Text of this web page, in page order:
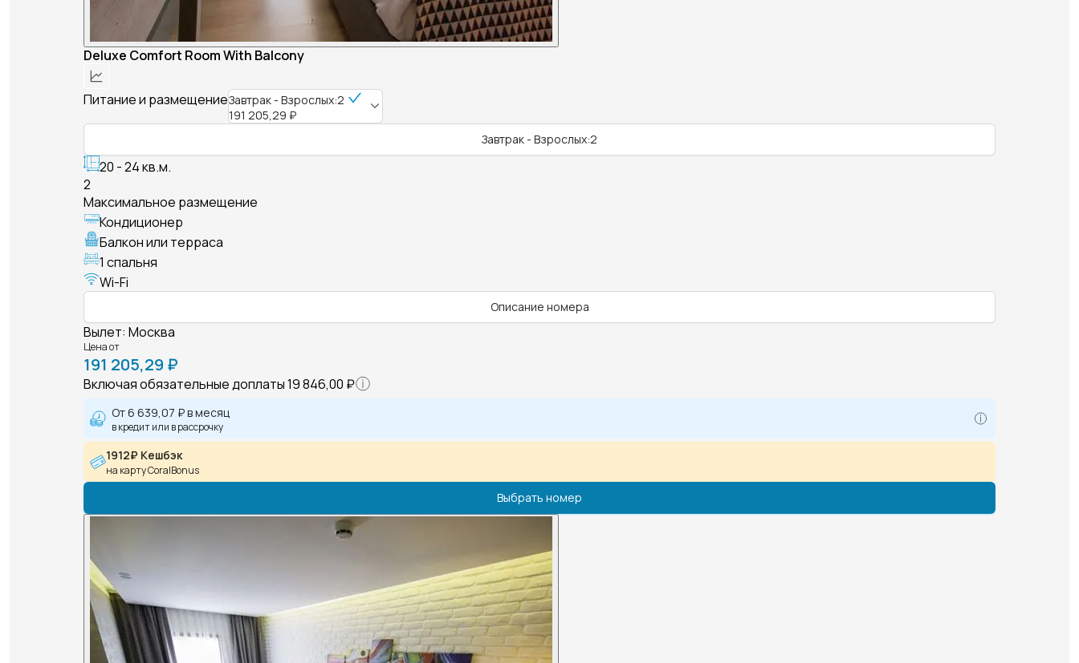
Deluxe Comfort Room With Balcony
Питание и размещениеЗавтрак - Взрослых:2
191 205,29 ₽
Завтрак - Взрослых:2
20 - 24 кв.м.
2
Максимальное размещение
Кондиционер
Балкон или терраса
1 спальня
Wi-Fi
Описание номера
Вылет: Москва
Цена от
191 205,29 ₽
Включая обязательные доплаты19 846,00 ₽
От6 639,07 ₽в месяц
в кредит или в рассрочку
1912₽ Кешбэк
на карту CoralBonus
Выбрать номер